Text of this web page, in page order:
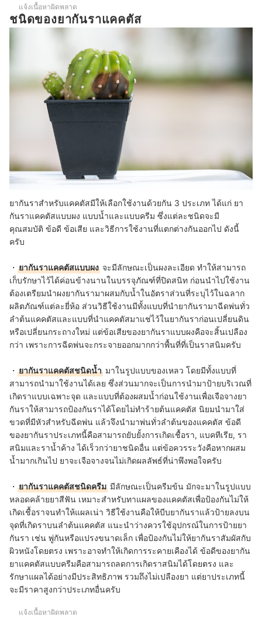
แจ้งเนื้อหาผิดพลาด
ชนิดของยากันราแคคตัส
ยากันราสำหรับแคคตัสมีให้เลือกใช้งานด้วยกัน 3 ประเภท ได้แก่ ยา
กันราแคคตัสแบบผง แบบน้ำและแบบครีม ซึ่งแต่ละชนิดจะมี
คุณสมบัติ ข้อดี ข้อเสีย และวิธีการใช้งานที่แตกต่างกันออกไป ดังนี้
ครับ
・ ยากันราแคคตัสแบบผง จะมีลักษณะเป็นผงละเอียด ทำให้สามารถ
เก็บรักษาไว้ได้ค่อนข้างนานในบรรจุภัณฑ์ที่ปิดสนิท ก่อนนำไปใช้งาน
ต้องเตรียมนำผงยากันรามาผสมกับน้ำในอัตราส่วนที่ระบุไว้ในฉลาก
ผลิตภัณฑ์แต่ละยี่ห้อ ส่วนวิธีใช้งานมีทั้งแบบที่นำยากันรามาฉีดพ่นทั่ว
ลำต้นแคคตัสและแบบที่นำแคคตัสมาแช่ไว้ในยากันราก่อนเปลี่ยนดิน
หรือเปลี่ยนกระถางใหม่ แต่ข้อเสียของยากันราแบบผงคือจะสิ้นเปลือง
กว่า เพราะการฉีดพ่นจะกระจายออกมากกว่าพื้นที่ที่เป็นราสนิมครับ
・ ยากันราแคคตัสชนิดน้ำ มาในรูปแบบของเหลว โดยมีทั้งแบบที่
สามารถนำมาใช้งานได้เลย ซึ่งส่วนมากจะเป็นการนำมาป้ายบริเวณที่
เกิดราแบบเฉพาะจุด และแบบที่ต้องผสมน้ำก่อนใช้งานเพื่อเจือจางยา
กันราให้สามารถป้องกันราได้โดยไม่ทำร้ายต้นแคคตัส นิยมนำมาใส่
ขวดที่มีหัวสำหรับฉีดพ่น แล้วจึงนำมาพ่นทั่วลำต้นของแคคตัส ข้อดี
ของยากันราประเภทนี้คือสามารถยับยั้งการเกิดเชื้อรา, แบคทีเรีย, รา
สนิมและราน้ำค้าง ได้เร็วกว่ายาชนิดอื่น แต่ข้อควรระวังคือหากผสม
น้ำมากเกินไป ยาจะเจือจางจนไม่เกิดผลลัพธ์ที่น่าพึงพอใจครับ
・ ยากันราแคคตัสชนิดครีม มีลักษณะเป็นครีมข้น มักจะมาในรูปแบบ
หลอดคล้ายยาสีฟัน เหมาะสำหรับทาแผลของแคคตัสเพื่อป้องกันไม่ให้
เกิดเชื้อราจนทำให้แผลเน่า วิธีใช้งานคือให้บีบยากันราแล้วป้ายลงบน
จุดที่เกิดราบนลำต้นแคคตัส แนะนำว่างควรใช้อุปกรณ์ในการป้ายยา
กันรา เช่น พู่กันหรือแปรงขนาดเล็ก เพื่อป้องกันไม่ให้ยากันราสัมผัสกับ
ผิวหนังโดยตรง เพราะอาจทำให้เกิดการระคายเคืองได้ ข้อดีของยากัน
ยาแคคตัสแบบครีมคือสามารถลดการเกิดราสนิมได้โดยตรง และ
รักษาแผลได้อย่างมีประสิทธิภาพ รวมถึงไม่เปลืองยา แต่ยาประเภทนี้
จะมีราคาสูงกว่าประเภทอื่นครับ
แจ้งเนื้อหาผิดพลาด